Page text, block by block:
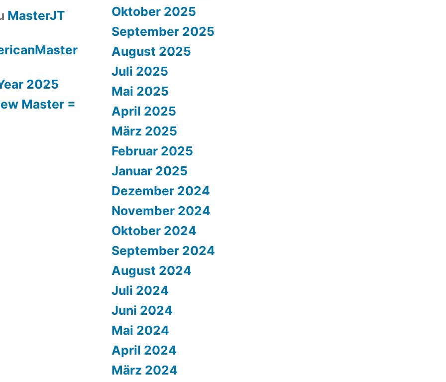
MasterJT
2025
Master =
Oktober 2025
September 2025
August 2025
Juli 2025
Mai 2025
April 2025
März 2025
Februar 2025
Januar 2025
Dezember 2024
November 2024
Oktober 2024
September 2024
August 2024
Juli 2024
Juni 2024
Mai 2024
April 2024
März 2024